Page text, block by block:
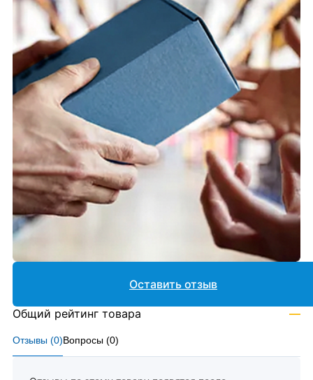
Отзывы (0)Вопросы (0)
Оставить отзыв
Общий рейтинг товара —